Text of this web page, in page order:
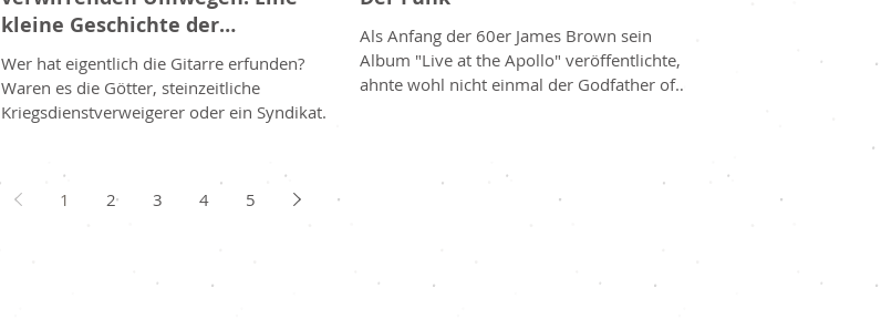
kleine Geschichte der
Entstehung der Gitarre
Wer hat eigentlich die Gitarre erfunden?
Waren es die Götter, steinzeitliche
Kriegsdienstverweigerer oder ein Syndikat
Beistand beim Instrumentenbau
Gitarrenspieler hatten es immer schon
Gesang und Kitharaspiel Steine zum
Als Anfang der 60er James Brown sein
Album "Live at the Apollo" veröffentlichte,
ahnte wohl nicht einmal der Godfather of
der Funk Musik liegen allerdings noch
etwas weiter zurück. Lass uns also zunächst
Anfänge des Funk lassen sich in New
1 2 3 4 5